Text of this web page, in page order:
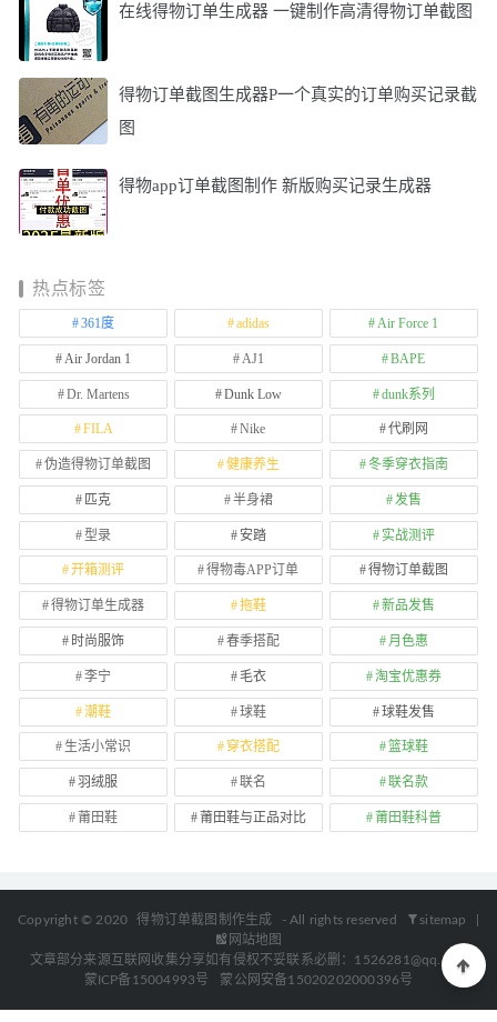
在线得物订单生成器 一键制作高清得物订单截图
得物订单截图生成器P一个真实的订单购买记录截
图
得物app订单截图制作 新版购买记录生成器
热点标签
361度 adidas Air Force 1
Air Jordan 1 AJ1 BAPE
Dr. Martens Dunk Low dunk系列
FILA Nike 代刷网
伪造得物订单截图 健康养生 冬季穿衣指南
匹克 半身裙 发售
型录 安踏 实战测评
开箱测评 得物毒APP订单 得物订单截图
得物订单生成器 拖鞋 新品发售
时尚服饰 春季搭配 月色惠
李宁 毛衣 淘宝优惠券
潮鞋 球鞋 球鞋发售
生活小常识 穿衣搭配 篮球鞋
羽绒服 联名 联名款
莆田鞋 莆田鞋与正品对比 莆田鞋科普
Copyright © 2020 得物订单截图制作生成 - All rights reserved sitemap
网站地图
文章部分来源互联网收集分享如有侵权不妥联系必删：1526281@qq.com
蒙ICP备15004993号
蒙公网安备15020202000396号